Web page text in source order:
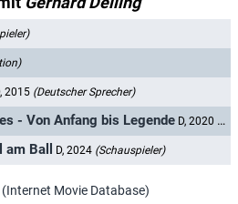
2015 (Deutscher Sprecher)
- Von Anfang bis Legende D, 2020
Ball D, 2024 (Schauspieler)
Movie Database)